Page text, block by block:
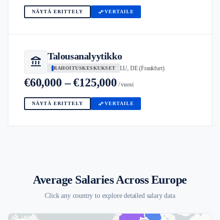
NÄYTÄ ERITTELY compare_arrowsVERTAILE
account_balance Talousanalyytikko
RAHOITUSKESKUKSET LU, DE (Frankfurt)
€60,000 – €125,000 / vuosi
NÄYTÄ ERITTELY compare_arrowsVERTAILE
Average Salaries Across Europe
Click any country to explore detailed salary data